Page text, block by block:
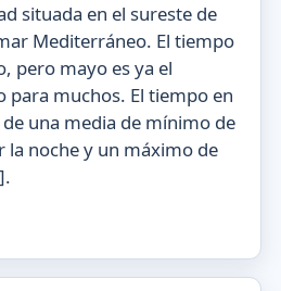
situada en el sureste de
Mediterráneo. El tiempo
pero mayo es ya el
para muchos. El tiempo en
una media de mínimo de
la noche y un máximo de